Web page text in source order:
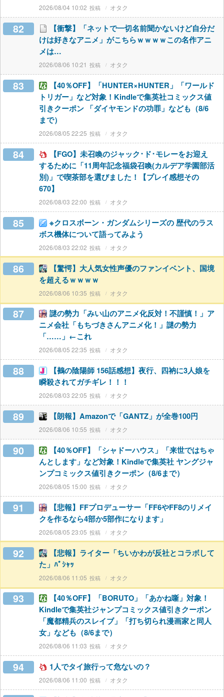
2026/08/04 10:02 オタク
82
【衝撃】「ネットで一切名前聞かないけど自分だ
けは好きなアニメ」がこちらｗｗｗｗこの名作アニ
メは…
2026/08/06 10:21 オタク
83
【40％OFF】「HUNTER×HUNTER」「ワールド
トリガー」など対象！Kindleで集英社コミックス値
引きクーポン 「ダイヤモンドの功罪」なども（8/6
まで）
2026/08/05 22:25 オタク
84
【FGO】未召喚のジャック･ド･モレーをお迎え
するために「11周年記念福袋召喚(カルデア学園部活
別)」で喫茶部を選びました！【プレイ感想その
670】
2026/08/03 22:00 オタク
85
※クロスボーン・ガンダムシリーズの 歴代のラス
ボス機体について語ってみよう
2026/08/03 22:02 オタク
86
【驚愕】大人気女性声優のファンイベント、国境
を超えるｗｗｗｗ
2026/08/06 10:35 オタク
87
謎の勢力「みい山のアニメ化反対！不謹慎！」ア
ニメ会社「もちづきさんアニメ化！」謎の勢力
「……」←これ
2026/08/05 22:35 オタク
88
【鵺の陰陽師 156話感想】夜行、四衲に3人娘を
瞬殺されてガチギレ！！！
2026/08/03 22:05 オタク
89 【朗報】Amazonで「GANTZ」が全巻100円
2026/08/06 10:55 オタク
90
【40％OFF】「シャドーハウス」「来世ではちゃ
んとします」など対象！Kindleで集英社 ヤングジャ
ンプコミックス値引きクーポン（8/6まで）
2026/08/05 15:00 オタク
91
【悲報】FFプロデューサー「FF6やFF8のリメイ
クを作るなら4部か5部作になります」
2026/08/05 23:05 オタク
92
【悲報】ライター「ちいかわが反社とコラボして
た」ﾊﾟｼｬｯ
2026/08/06 11:05 オタク
93
【40％OFF】「BORUTO」「あかね噺」対象！
Kindleで集英社ジャンプコミックス値引きクーポン
「魔都精兵のスレイブ」「打ち切られ漫画家と同人
女」なども（8/6まで）
2026/08/06 11:03 オタク
94 1人でタイ旅行って危ないの？
2026/08/06 11:00 オタク